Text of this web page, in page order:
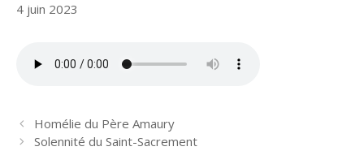
4 juin 2023
N
a
Homélie du Père Amaury
Solennité du Saint-Sacrement